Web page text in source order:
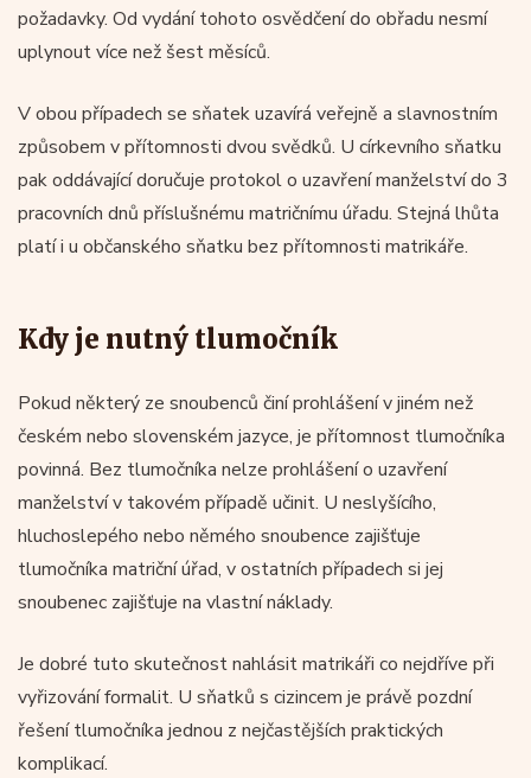
požadavky. Od vydání tohoto osvědčení do obřadu nesmí
uplynout více než šest měsíců.
V obou případech se sňatek uzavírá veřejně a slavnostním
způsobem v přítomnosti dvou svědků. U církevního sňatku
pak oddávající doručuje protokol o uzavření manželství do 3
pracovních dnů příslušnému matričnímu úřadu. Stejná lhůta
platí i u občanského sňatku bez přítomnosti matrikáře.
Kdy je nutný tlumočník
Pokud některý ze snoubenců činí prohlášení v jiném než
českém nebo slovenském jazyce, je přítomnost tlumočníka
povinná. Bez tlumočníka nelze prohlášení o uzavření
manželství v takovém případě učinit. U neslyšícího,
hluchoslepého nebo němého snoubence zajišťuje
tlumočníka matriční úřad, v ostatních případech si jej
snoubenec zajišťuje na vlastní náklady.
Je dobré tuto skutečnost nahlásit matrikáři co nejdříve při
vyřizování formalit. U sňatků s cizincem je právě pozdní
řešení tlumočníka jednou z nejčastějších praktických
komplikací.